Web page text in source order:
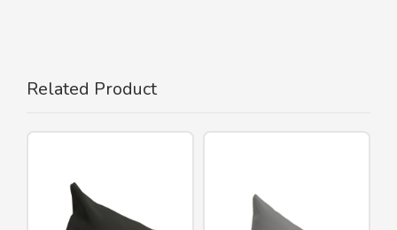
Related Product